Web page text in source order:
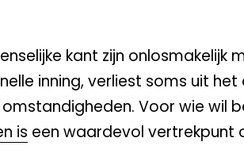
kant zijn onlosmakelijk
inning, verliest soms uit
Voor wie wil
is een waardevol vertrekpunt